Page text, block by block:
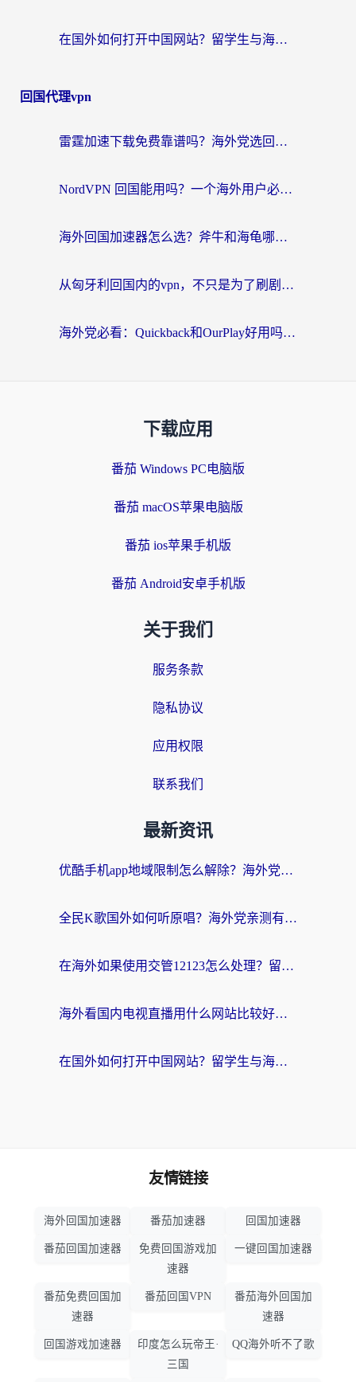
在国外如何打开中国网站？留学生与海外华人的无缝访问指南
回国代理vpn
雷霆加速下载免费靠谱吗？海外党选回国加速器的避坑指南（附热门工具对比）
NordVPN 回国能用吗？一个海外用户必须面对的真实困境
海外回国加速器怎么选？斧牛和海龟哪个好？一篇帮你避开坑的实用指南
从匈牙利回国内的vpn，不只是为了刷剧那么简单
海外党必看：Quickback和OurPlay好用吗？3分钟选对回国加速器，无缝刷剧玩游戏
下载应用
番茄 Windows PC电脑版
番茄 macOS苹果电脑版
番茄 ios苹果手机版
番茄 Android安卓手机版
关于我们
服务条款
隐私协议
应用权限
联系我们
最新资讯
优酷手机app地域限制怎么解除？海外党亲测有效的追剧方案
全民K歌国外如何听原唱？海外党亲测有效的回国加速器选择指南
在海外如果使用交管12123怎么处理？留学生亲测有效的回国加速方案
海外看国内电视直播用什么网站比较好？一篇解决你所有追剧难题的实用指南
在国外如何打开中国网站？留学生与海外华人的无缝访问指南
友情链接
海外回国加速器 番茄加速器 回国加速器
番茄回国加速器
免费回国游戏加
速器
一键回国加速器
番茄免费回国加
速器
番茄回国VPN
番茄海外回国加
速器
回国游戏加速器
印度怎么玩帝王·
三国
QQ海外听不了歌